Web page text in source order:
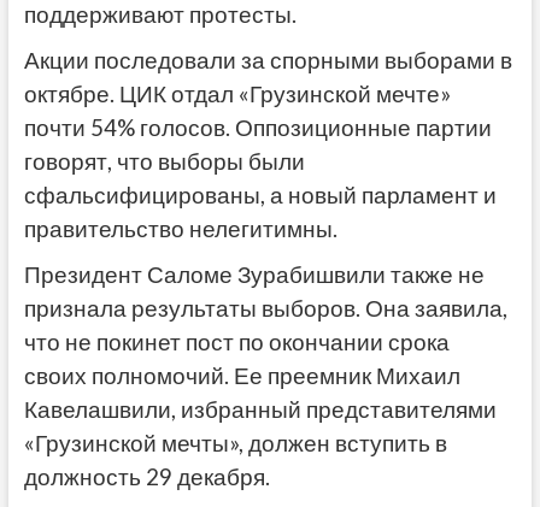
поддерживают протесты.
Акции последовали за спорными выборами в
октябре. ЦИК отдал «Грузинской мечте»
почти 54% голосов. Оппозиционные партии
говорят, что выборы были
сфальсифицированы, а новый парламент и
правительство нелегитимны.
Президент Саломе Зурабишвили также не
признала результаты выборов. Она заявила,
что не покинет пост по окончании срока
своих полномочий. Ее преемник Михаил
Кавелашвили, избранный представителями
«Грузинской мечты», должен вступить в
должность 29 декабря.